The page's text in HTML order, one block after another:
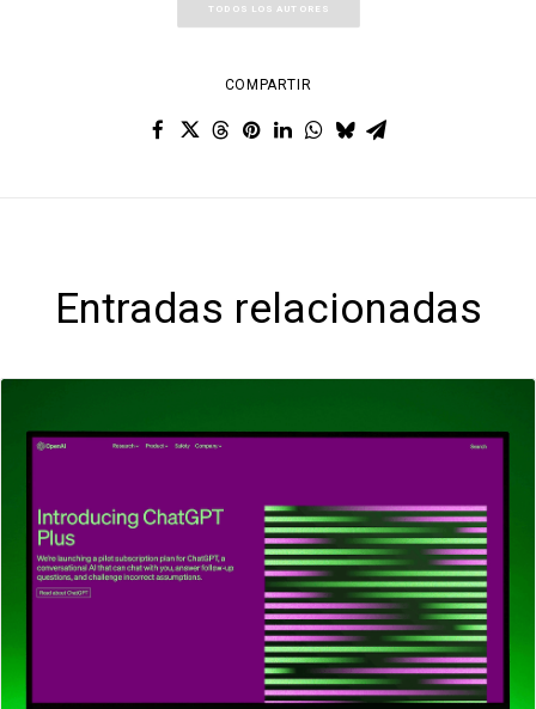
TODOS LOS AUTORES
COMPARTIR
Entradas relacionadas